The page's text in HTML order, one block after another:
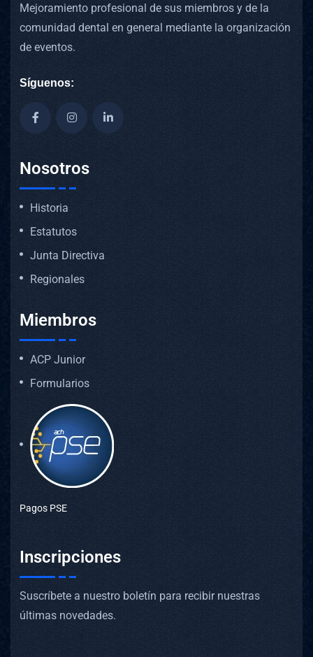
Mejoramiento profesional de sus miembros y de la
comunidad dental en general mediante la organización
de eventos.
Síguenos:
Nosotros
Historia
Estatutos
Junta Directiva
Regionales
Miembros
ACP Junior
Formularios
Pagos PSE
Inscripciones
Suscríbete a nuestro boletín para recibir nuestras
últimas novedades.